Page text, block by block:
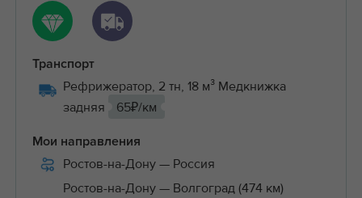
Транспорт
Рефрижератор, 2 тн, 18 м³ Медкнижка
задняя
65₽/км
Мои направления
Ростов-на-Дону — Россия
Ростов-на-Дону — Волгоград (474 км)